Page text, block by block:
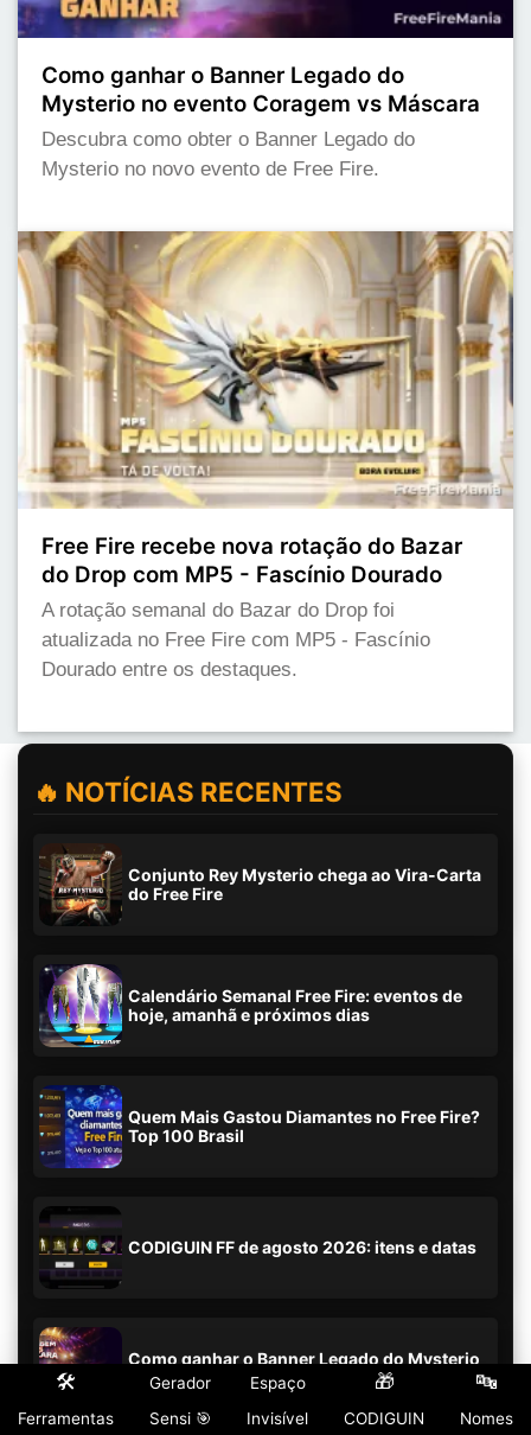
Como ganhar o Banner Legado do
Mysterio no evento Coragem vs Máscara
Descubra como obter o Banner Legado do
Mysterio no novo evento de Free Fire.
Free Fire recebe nova rotação do Bazar
do Drop com MP5 - Fascínio Dourado
A rotação semanal do Bazar do Drop foi
atualizada no Free Fire com MP5 - Fascínio
Dourado entre os destaques.
🔥 NOTÍCIAS RECENTES
Conjunto Rey Mysterio chega ao Vira-Carta
do Free Fire
Calendário Semanal Free Fire: eventos de
hoje, amanhã e próximos dias
Quem Mais Gastou Diamantes no Free Fire?
Top 100 Brasil
CODIGUIN FF de agosto 2026: itens e datas
Como ganhar o Banner Legado do Mysterio
no evento Coragem vs Máscara
🛠️
Ferramentas
Gerador
Sensi 🎯
Espaço
Invisível
🎁
CODIGUIN
🔤
Nomes